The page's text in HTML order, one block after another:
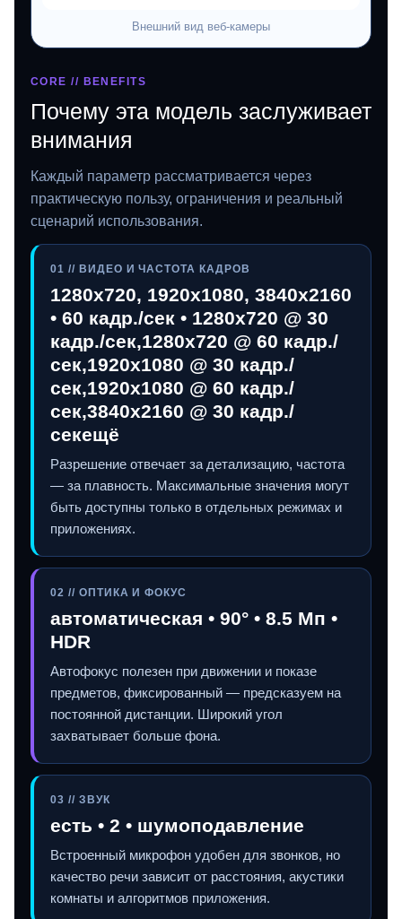
Внешний вид веб‑камеры
CORE // BENEFITS
Почему эта модель заслуживает
внимания
Каждый параметр рассматривается через
практическую пользу, ограничения и реальный
сценарий использования.
01 // ВИДЕО И ЧАСТОТА КАДРОВ
1280x720, 1920x1080, 3840x2160
• 60 кадр./сек • 1280x720 @ 30
кадр./сек,1280x720 @ 60 кадр./
сек,1920x1080 @ 30 кадр./
сек,1920x1080 @ 60 кадр./
сек,3840x2160 @ 30 кадр./
секещё
Разрешение отвечает за детализацию, частота
— за плавность. Максимальные значения могут
быть доступны только в отдельных режимах и
приложениях.
02 // ОПТИКА И ФОКУС
автоматическая • 90° • 8.5 Мп •
HDR
Автофокус полезен при движении и показе
предметов, фиксированный — предсказуем на
постоянной дистанции. Широкий угол
захватывает больше фона.
03 // ЗВУК
есть • 2 • шумоподавление
Встроенный микрофон удобен для звонков, но
качество речи зависит от расстояния, акустики
комнаты и алгоритмов приложения.